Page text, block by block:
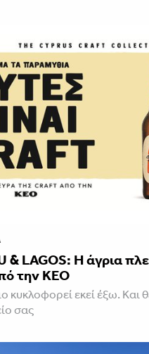
& LAGOS: Η άγρια
την ΚΕΟ
κυκλοφορεί εκεί έξω. Και
σας